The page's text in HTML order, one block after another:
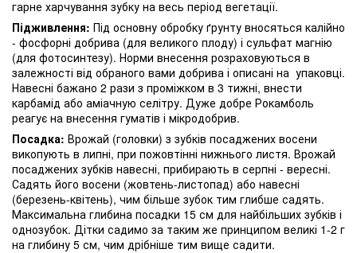
гарне харчування зубку на весь період вегетації.
Підживлення: Під основну обробку ґрунту вносяться калійно
- фосфорні добрива (для великого плоду) і сульфат магнію
(для фотосинтезу). Норми внесення розраховуються в
залежності від обраного вами добрива і описані на упаковці.
Навесні бажано 2 рази з проміжком в 3 тижні, внести
карбамід або аміачную селітру. Дуже добре Рокамболь
реагує на внесення гуматів і мікродобрив.
Посадка: Врожай (головки) з зубків посаджених восени
викопують в липні, при пожовтінні нижнього листя. Врожай
посаджених зубків навесні, прибирають в серпні - вересні.
Садять його восени (жовтень-листопад) або навесні
(березень-квітень), чим більше зубок тим глибше садять.
Максимальна глибина посадки 15 см для найбільших зубків і
однозубок. Дітки садимо за таким же принципом великі 1-2 г
на глибину 5 см, чим дрібніше тим вище садити.